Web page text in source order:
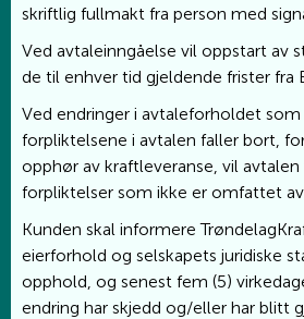
skriftlig fullmakt fra person med
Ved avtaleinngåelse vil oppstart av
de til enhver tid gjeldende frister fra
Ved endringer i avtaleforholdet
forpliktelsene i avtalen faller bort,
opphør av kraftleveranse, vil
forpliktelser som ikke er omfattet
Kunden skal informere
eierforhold og selskapets juridiske
opphold, og senest fem (5)
endring har skjedd og/eller har blitt